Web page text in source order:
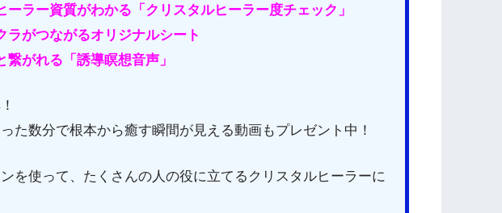
ーラー資質がわかる「クリスタルヒーラー度チェック」
ラがつながるオリジナルシート
がれる「誘導瞑想音声」
た数分で根本から癒す瞬間が見える動画もプレゼント中！
を使って、たくさんの人の役に立てるクリスタルヒーラーに